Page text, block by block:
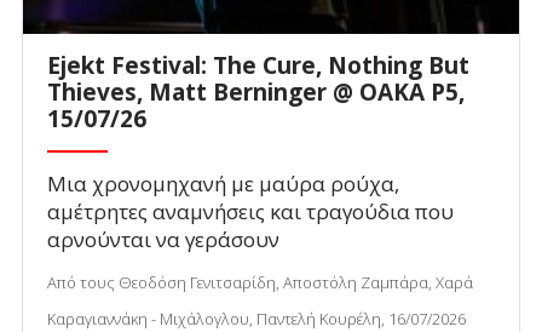
Ejekt Festival: The Cure, Nothing But
Thieves, Matt Berninger @ ΟΑΚΑ P5,
15/07/26
Μια χρονομηχανή με μαύρα ρούχα,
αμέτρητες αναμνήσεις και τραγούδια που
αρνούνται να γεράσουν
Από τους Θεοδόση Γενιτσαρίδη, Αποστόλη Ζαμπάρα, Χαρά
Καραγιαννάκη - Μιχάλογλου, Παντελή Κουρέλη, 16/07/2026